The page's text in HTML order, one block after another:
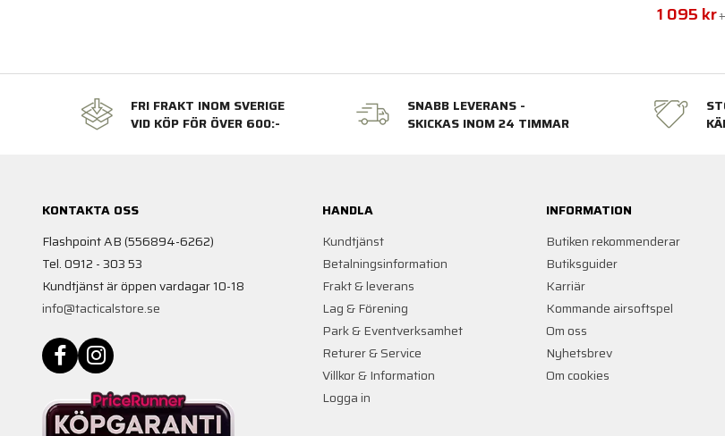
1 095 kr
FRI FRAKT INOM SVERIGE
VID KÖP FÖR ÖVER 600:-
SNABB LEVERANS -
SKICKAS INOM 24 TIMMAR
KONTAKTA OSS
Flashpoint AB (556894-6262)
Tel. 0912 - 303 53
Kundtjänst är öppen vardagar 10-18
info@tacticalstore.se
HANDLA
Kundtjänst
Betalningsinformation
Frakt & leverans
Lag & Förening
Park & Eventverksamhet
Returer & Service
Villkor & Information
Logga in
INFORMATION
Butiken rekommenderar
Butiksguider
Karriär
Kommande airsoftspel
Om oss
Nyhetsbrev
Om cookies